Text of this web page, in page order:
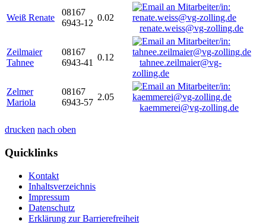
Weiß Renate
08167
6943-12
0.02
renate.weiss@vg-zolling.de
Zeilmaier
Tahnee
08167
6943-41
0.12
tahnee.zeilmaier@vg-
zolling.de
Zelmer
Mariola
08167
6943-57
2.05
kaemmerei@vg-zolling.de
drucken nach oben
Quicklinks
Kontakt
Inhaltsverzeichnis
Impressum
Datenschutz
Erklärung zur Barrierefreiheit